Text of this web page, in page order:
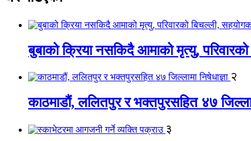
बुबाको क्रिया नसकिदै आमाको मृत्यु,
२
काठमाडौं, ललितपुर र भक्तपुरसहित ४७
३